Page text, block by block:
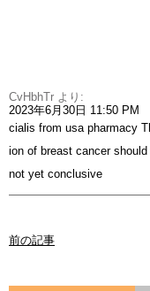
CvHbhTr より:
2023年6月30日 11:50 PM
cialis from usa pharmacy
ion of breast cancer
not yet conclusive
前の記事